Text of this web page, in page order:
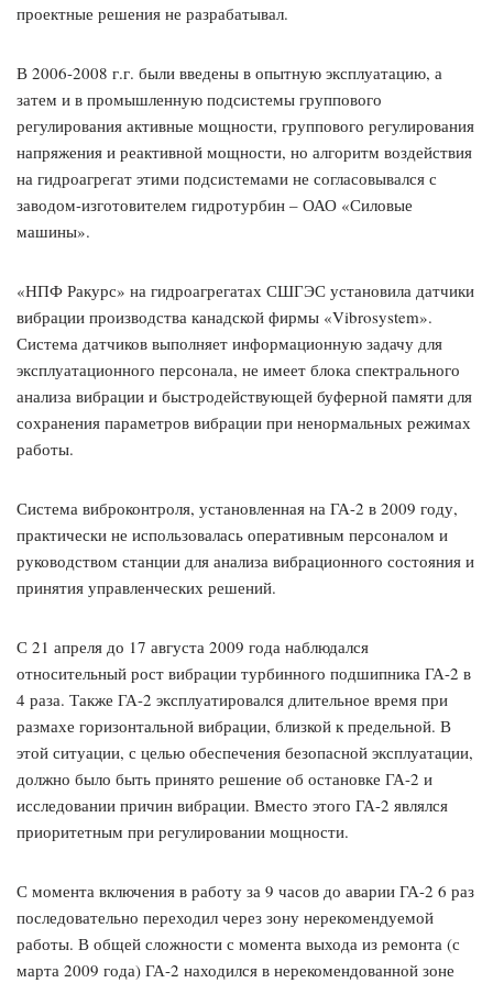
проектные решения не разрабатывал.
В 2006-2008 г.г. были введены в опытную эксплуатацию, а
затем и в промышленную подсистемы группового
регулирования активные мощности, группового регулирования
напряжения и реактивной мощности, но алгоритм воздействия
на гидроагрегат этими подсистемами не согласовывался с
заводом-изготовителем гидротурбин – ОАО «Силовые
машины».
«НПФ Ракурс» на гидроагрегатах СШГЭС установила датчики
вибрации производства канадской фирмы «Vibrosystem».
Система датчиков выполняет информационную задачу для
эксплуатационного персонала, не имеет блока спектрального
анализа вибрации и быстродействующей буферной памяти для
сохранения параметров вибрации при ненормальных режимах
работы.
Система виброконтроля, установленная на ГА-2 в 2009 году,
практически не использовалась оперативным персоналом и
руководством станции для анализа вибрационного состояния и
принятия управленческих решений.
С 21 апреля до 17 августа 2009 года наблюдался
относительный рост вибрации турбинного подшипника ГА-2 в
4 раза. Также ГА-2 эксплуатировался длительное время при
размахе горизонтальной вибрации, близкой к предельной. В
этой ситуации, с целью обеспечения безопасной эксплуатации,
должно было быть принято решение об остановке ГА-2 и
исследовании причин вибрации. Вместо этого ГА-2 являлся
приоритетным при регулировании мощности.
С момента включения в работу за 9 часов до аварии ГА-2 6 раз
последовательно переходил через зону нерекомендуемой
работы. В общей сложности с момента выхода из ремонта (с
марта 2009 года) ГА-2 находился в нерекомендованной зоне